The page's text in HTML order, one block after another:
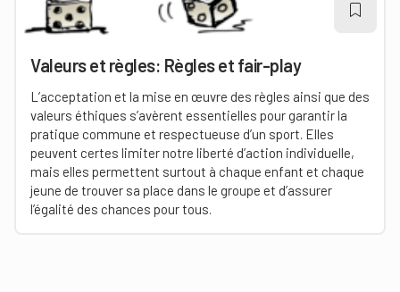
Valeurs et règles: Règles et fair-play
L’acceptation et la mise en œuvre des règles ainsi que des
valeurs éthiques s’avèrent essentielles pour garantir la
pratique commune et respectueuse d’un sport. Elles
peuvent certes limiter notre liberté d’action individuelle,
mais elles permettent surtout à chaque enfant et chaque
jeune de trouver sa place dans le groupe et d’assurer
l’égalité des chances pour tous.